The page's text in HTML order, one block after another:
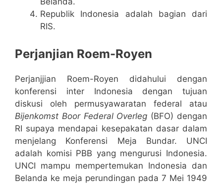
Republik Indonesia adalah bagian dari
RIS.
Perjanjian Roem-Royen
Perjanjjian Roem-Royen didahului dengan
konferensi inter Indonesia dengan tujuan
diskusi oleh permusyawaratan federal atau
Bijenkomst Boor Federal Overleg (BFO) dengan
RI supaya mendapai kesepakatan dasar dalam
menjelang Konferensi Meja Bundar. UNCI
adalah komisi PBB yang mengurusi Indonesia.
UNCI mampu mempertemukan Indonesia dan
Belanda ke meja perundingan pada 7 Mei 1949